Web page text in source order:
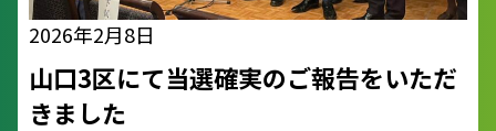
2026年2月8日
山口3区にて当選確実のご報告をいただ
きました